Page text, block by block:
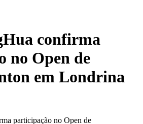
confirma
no Open de
em Londrina